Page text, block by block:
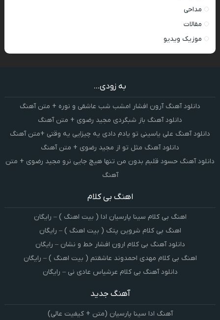
مداحی
مقالات
موزیک ویدیو
به زودی...
دانلود آهنگ آرون افشار امشب شب عاشقی و نوره + متن آهنگ
دانلود آهنگ باز شبگردی مجید رضوی + متن آهنگ
دانلود آهنگ علی یاسینی تو یادم دادی یه چیزایی یه وقتی +متن آهنگ
دانلود آهنگ مثل تو از مجید رضوی + متن آهنگ
دانلود آهنگ حسود قلبم بدون من تنها هیچ جایی نرو مجید رضوی + متن
آهنگ
اهنگ بی کلام
اهنگ بی کلام سینا پارسیان ادا ( بیت اهنگ ) – رایگان
اهنگ بی کلام شروین پتک ( بیت اهنگ ) – رایگان
دانلود آهنگ بی کلام ارون افشار خط و نشان – رایگان
اهنگ بی کلام مهدی احمدوند عاشقتم ( بیت اهنگ ) – رایگان
دانلود آهنگ بی کلام عرشیاس عادی نی – رایگان
آهنگ جدید
آهنگ ادا سینا پارسیان (متن + کیفیت عالی)